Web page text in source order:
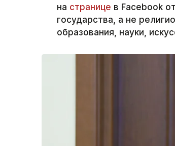
на странице в Facebook
государства, а не
образования, науки,